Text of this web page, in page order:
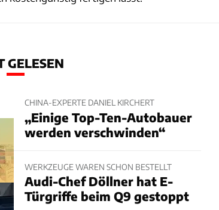
GELESEN
CHINA-EXPERTE DANIEL KIRCHERT
„Einige Top-Ten-Autobauer
werden verschwinden“
WERKZEUGE WAREN SCHON BESTELLT
Audi-Chef Döllner hat E-
Türgriffe beim Q9 gestoppt